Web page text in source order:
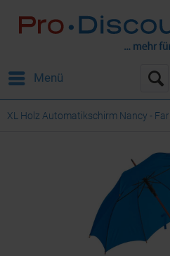
Menü
XL Holz Automatikschirm Nancy -